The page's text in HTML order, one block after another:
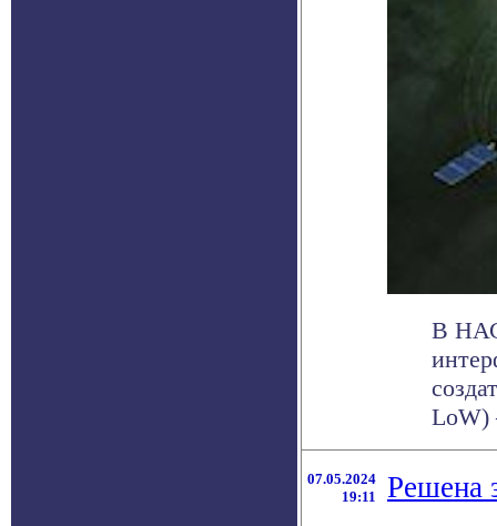
В
07.05.2024
19:11
Решена